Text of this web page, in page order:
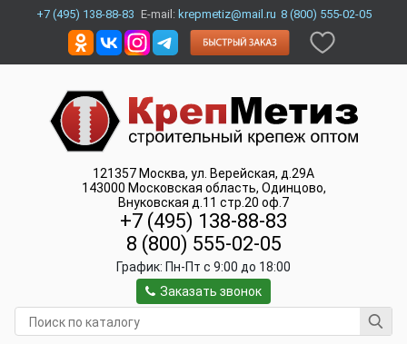
+7 (495) 138-88-83 E-mail: krepmetiz@mail.ru 8 (800) 555-02-05
121357 Москва, ул. Верейская, д.29А
143000 Московская область, Одинцово,
Внуковская д.11 стр.20 оф.7
+7 (495) 138-88-83
8 (800) 555-02-05
График: Пн-Пт c 9:00 до 18:00
Заказать звонок